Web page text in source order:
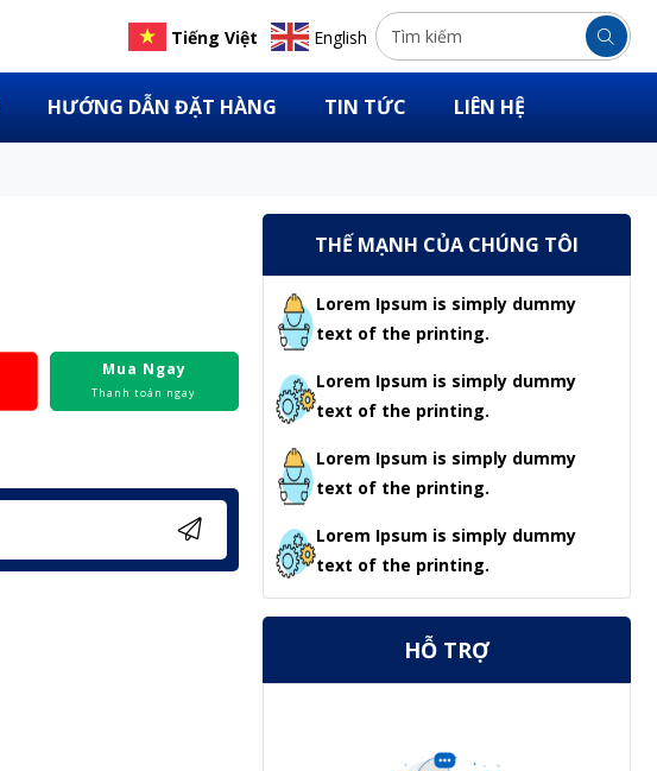
Tiếng Việt English
HƯỚNG DẪN ĐẶT HÀNG TIN TỨC LIÊN HỆ
Mua Ngay
Thanh toán ngay
THẾ MẠNH CỦA CHÚNG TÔI
Lorem Ipsum is simply dummy
text of the printing.
Lorem Ipsum is simply dummy
text of the printing.
Lorem Ipsum is simply dummy
text of the printing.
Lorem Ipsum is simply dummy
text of the printing.
HỖ TRỢ